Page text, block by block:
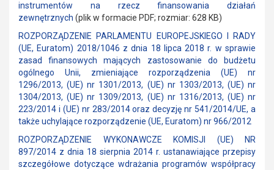
instrumentów na rzecz finansowania działań
zewnętrznych (plik w formacie PDF; rozmiar: 628 KB)
ROZPORZĄDZENIE PARLAMENTU EUROPEJSKIEGO I RADY
(UE, Euratom) 2018/1046 z dnia 18 lipca 2018 r. w sprawie
zasad finansowych mających zastosowanie do budżetu
ogólnego Unii, zmieniające rozporządzenia (UE) nr
1296/2013, (UE) nr 1301/2013, (UE) nr 1303/2013, (UE) nr
1304/2013, (UE) nr 1309/2013, (UE) nr 1316/2013, (UE) nr
223/2014 i (UE) nr 283/2014 oraz decyzję nr 541/2014/UE, a
także uchylające rozporządzenie (UE, Euratom) nr 966/2012
ROZPORZĄDZENIE WYKONAWCZE KOMISJI (UE) NR
897/2014 z dnia 18 sierpnia 2014 r. ustanawiające przepisy
szczegółowe dotyczące wdrażania programów współpracy